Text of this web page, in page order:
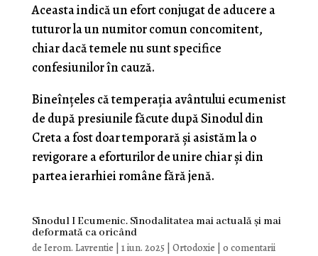
Aceasta indică un efort conjugat de aducere a
tuturor la un numitor comun concomitent,
chiar dacă temele nu sunt specifice
confesiunilor în cauză.
Bineînțeles că temperația avântului ecumenist
de după presiunile făcute după Sinodul din
Creta a fost doar temporară și asistăm la o
revigorare a eforturilor de unire chiar și din
partea ierarhiei române fără jenă.
Sinodul I Ecumenic. Sinodalitatea mai actuală și mai
deformată ca oricând
de Ierom. Lavrentie 1 iun. 2025| Ortodoxie 0 comentarii